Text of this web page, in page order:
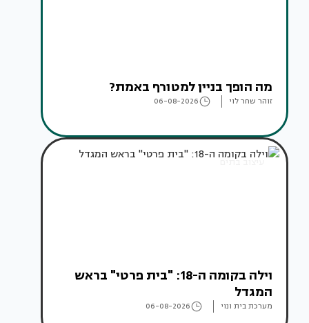
מה הופך בניין למטורף באמת?
זוהר שחר לוי 06-08-2026
עיצוב בתים
וילה בקומה ה-18: "בית פרטי" בראש
המגדל
מערכת בית ונוי 06-08-2026